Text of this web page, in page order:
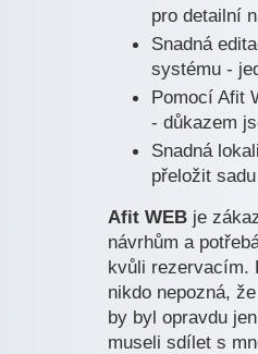
pro detailní
Snadná
systému -
Pomocí Afit
- důkazem
Snadná
přeložit
Afit WEB je
návrhům a
kvůli rezervacím.
nikdo nepozná,
by byl opravdu
museli sdílet s